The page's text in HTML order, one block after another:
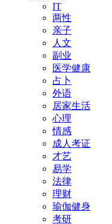
IT
两性
亲子
人文
副业
医学健康
占卜
外语
居家生活
心理
情感
成人考证
才艺
易学
法律
理财
瑜伽健身
考研